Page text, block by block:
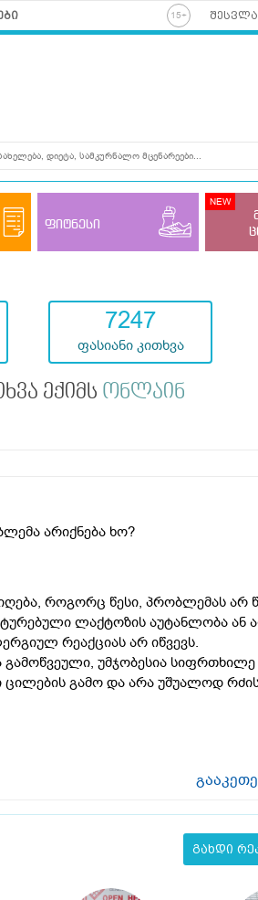
შესვლა
ფიტნესი
7247
ფასიანი კითხვა
ექიმს ონლაინ
არიქნება ხო?
როგორც წესი, პრობლემას არ
ლაქტოზის აუტანლობა ან
რეაქციას არ იწვევს.
გამოწვეული, უმჯობესია
გამო და არა უშუალოდ
გახდი